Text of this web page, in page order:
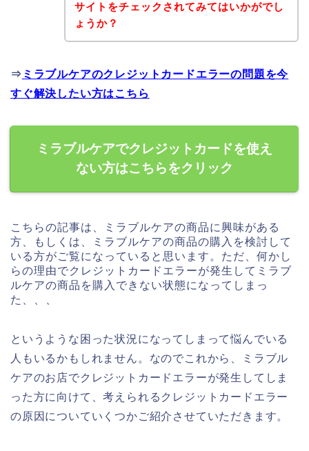
サイトをチェックされてみてはいかがでし
ょうか？
⇒ ミラブルケアのクレジットカードエラーの問題を今
すぐ解決したい方はこちら
ミラブルケアでクレジットカードを使え
ない方はこちらをクリック
こちらの記事は、ミラブルケアの商品に興味がある
方、もしくは、ミラブルケアの商品の購入を検討して
いる方がご覧になっていると思います。ただ、何かし
らの理由でクレジットカードエラーが発生してミラブ
ルケアの商品を購入できない状態になってしまっ
た、、、
というような困った状況になってしまって悩んでいる
人もいるかもしれません。なのでこれから、ミラブル
ケアのお店でクレジットカードエラーが発生してしま
った方に向けて、考えられるクレジットカードエラー
の原因についていくつかご紹介させていただきます。